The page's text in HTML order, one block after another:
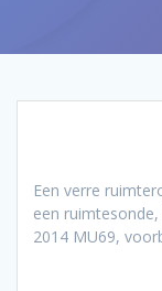
Een verre
een
2014 MU69,